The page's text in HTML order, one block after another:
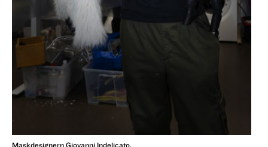
Maskdesignern Giovanni Indelicato.